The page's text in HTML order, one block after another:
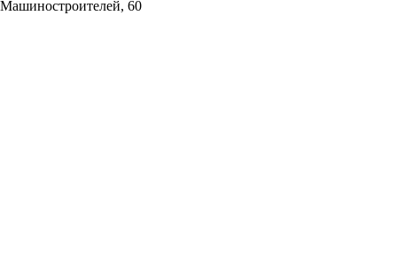
Машиностроителей, 60